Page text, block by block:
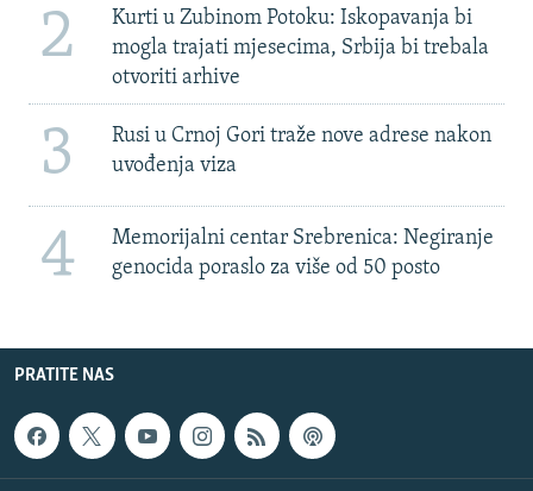
2
Kurti u Zubinom Potoku: Iskopavanja bi
mogla trajati mjesecima, Srbija bi trebala
otvoriti arhive
3
Rusi u Crnoj Gori traže nove adrese nakon
uvođenja viza
4
Memorijalni centar Srebrenica: Negiranje
genocida poraslo za više od 50 posto
PRATITE NAS